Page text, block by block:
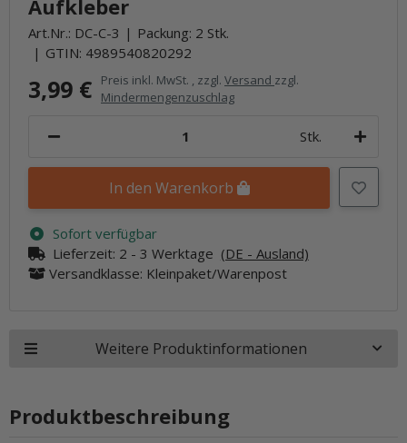
Aufkleber
Art.Nr.: DC-C-3
Packung: 2 Stk.
GTIN: 4989540820292
3,99 € Preis inkl. MwSt. , zzgl. Versand zzgl.
Mindermengenzuschlag
Stk.
In den Warenkorb
Sofort verfügbar
Lieferzeit: 2 - 3 Werktage (DE - Ausland)
Versandklasse: Kleinpaket/Warenpost
Weitere Produktinformationen
Produktbeschreibung